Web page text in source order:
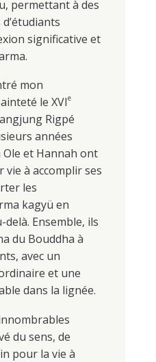
permettant à des
significative et
mon
le XVIe
Rigpé
années
et Hannah ont
à accomplir ses
les
kagyü en
Ensemble, ils
du Bouddha à
avec un
et une
dans la lignée.
du sens, de
pour la vie à